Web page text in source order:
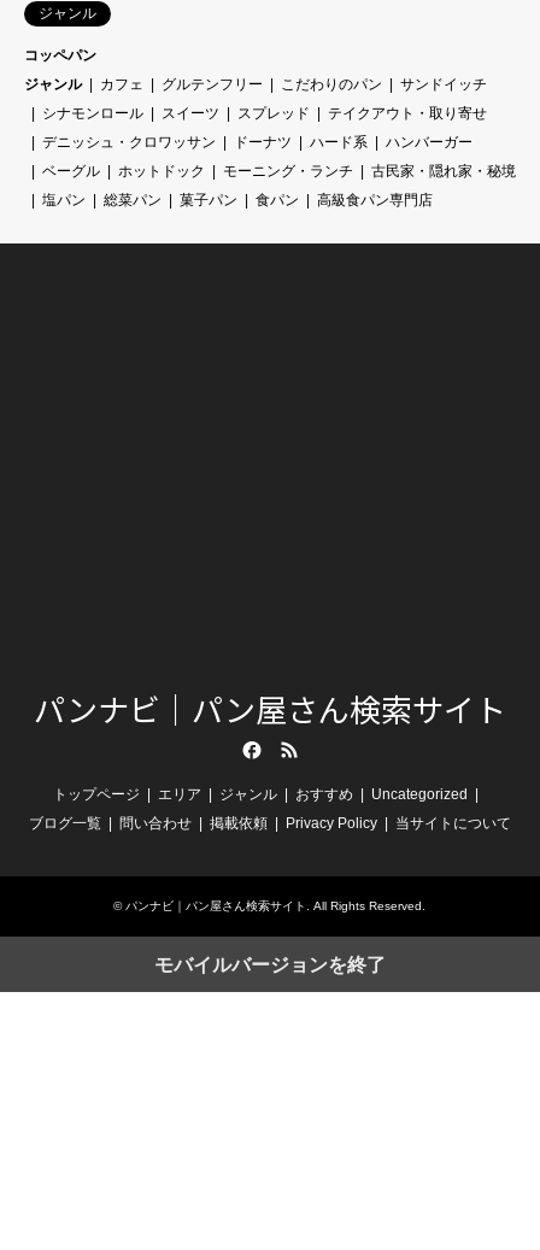
ジャンル
コッペパン
ジャンル
カフェ グルテンフリー こだわりのパン
サンドイッチ
シナモンロール
スイーツ スプレッド
テイクアウト・取り寄せ
デニッシュ・クロワッサン
ドーナツ ハード系
ハンバーガー
ベーグル
ホットドック モーニング・ランチ
古民家・隠れ家・秘境
塩パン
総菜パン 菓子パン 食パン 高級食パン専門店
パンナビ｜パン屋さん検索サイト
トップページ エリア ジャンル おすすめ
Uncategorized
ブログ一覧
問い合わせ 掲載依頼 Privacy Policy 当サイトについて
© パンナビ｜パン屋さん検索サイト . All Rights Reserved.
モバイルバージョンを終了